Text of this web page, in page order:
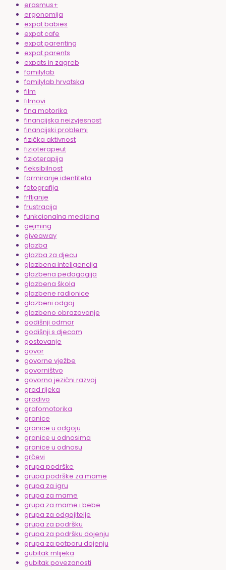
erasmus+
ergonomija
expat babies
expat cafe
expat parenting
expat parents
expats in zagreb
familylab
familylab hrvatska
film
filmovi
fina motorika
financijska neizvjesnost
financijski problemi
fizička aktivnost
fizioterapeut
fizioterapija
fleksibilnost
formiranje identiteta
fotografija
frfljanje
frustracija
funkcionalna medicina
gejming
giveaway
glazba
glazba za djecu
glazbena inteligencija
glazbena pedagogija
glazbena škola
glazbene radionice
glazbeni odgoj
glazbeno obrazovanje
godišnji odmor
godišnji s djecom
gostovanje
govor
govorne vježbe
govorništvo
govorno jezični razvoj
grad rijeka
gradivo
grafomotorika
granice
granice u odgoju
granice u odnosima
granice u odnosu
grčevi
grupa podrške
grupa podrške za mame
grupa za igru
grupa za mame
grupa za mame i bebe
grupa za odgojitelje
grupa za podršku
grupa za podršku dojenju
grupa za potporu dojenju
gubitak mlijeka
gubitak povezanosti